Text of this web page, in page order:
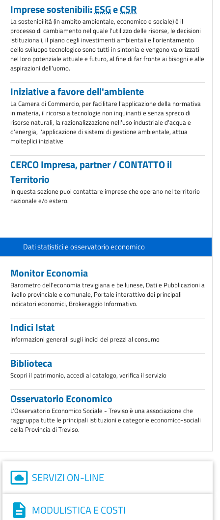
Imprese sostenibili:ESGeCSR
La sostenibilità (in ambito ambientale, economico e sociale) è il
processo di cambiamento nel quale l'utilizzo delle risorse, le decisioni
istituzionali, il piano degli investimenti ambientali e l'orientamento
dello sviluppo tecnologico sono tutti in sintonia e vengono valorizzati
nel loro potenziale attuale e futuro, al fine di far fronte ai bisogni e alle
aspirazioni dell'uomo.
Iniziative a favore dell'ambiente
La Camera di Commercio, per facilitare l'applicazione della normativa
in materia, il ricorso a tecnologie non inquinanti e senza spreco di
risorse naturali, la razionalizzazione nell'uso industriale d'acqua e
d'energia, l'applicazione di sistemi di gestione ambientale, attua
molteplici iniziative
CERCO Impresa, partner / CONTATTO il
Territorio
In questa sezione puoi contattare imprese che operano nel territorio
nazionale e/o estero.
Dati statistici e osservatorio economico
Monitor Economia
Barometro dell'economia trevigiana e bellunese, Dati e Pubblicazioni a
livello provinciale e comunale, Portale interattivo dei principali
indicatori economici, Brokeraggio Informativo.
Indici Istat
Informazioni generali sugli indici dei prezzi al consumo
Biblioteca
Scopri il patrimonio, accedi al catalogo, verifica il servizio
Osservatorio Economico
L'Osservatorio Economico Sociale - Treviso è una associazione che
raggruppa tutte le principali istituzioni e categorie economico-sociali
della Provincia di Treviso.
SERVIZI ON-LINE
MODULISTICA E COSTI